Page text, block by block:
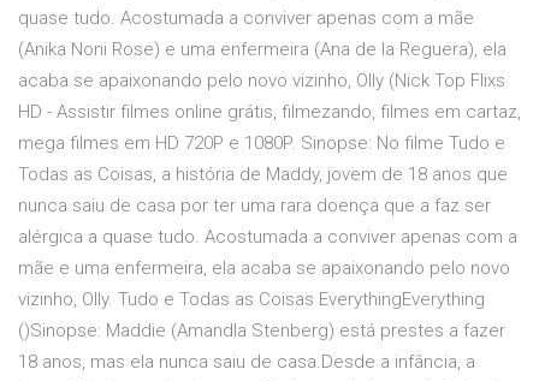
quase tudo. Acostumada a conviver apenas com a mãe
(Anika Noni Rose) e uma enfermeira (Ana de la Reguera), ela
acaba se apaixonando pelo novo vizinho, Olly (Nick Top Flixs
HD - Assistir filmes online grátis, filmezando, filmes em cartaz,
mega filmes em HD 720P e 1080P. Sinopse: No filme Tudo e
Todas as Coisas, a história de Maddy, jovem de 18 anos que
nunca saiu de casa por ter uma rara doença que a faz ser
alérgica a quase tudo. Acostumada a conviver apenas com a
mãe e uma enfermeira, ela acaba se apaixonando pelo novo
vizinho, Olly. Tudo e Todas as Coisas EverythingEverything
()Sinopse: Maddie (Amandla Stenberg) está prestes a fazer
18 anos, mas ela nunca saiu de casa.Desde a infância, a